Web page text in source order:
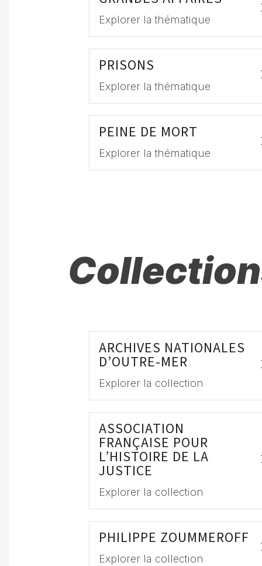
Explorer la thématique
PRISONS
Explorer la thématique
PEINE DE MORT
Explorer la thématique
ARCHIVES NATIONALES
D’OUTRE-MER
Explorer la collection
ASSOCIATION
FRANÇAISE POUR
L’HISTOIRE DE LA
JUSTICE
Explorer la collection
PHILIPPE ZOUMMEROFF
Explorer la collection